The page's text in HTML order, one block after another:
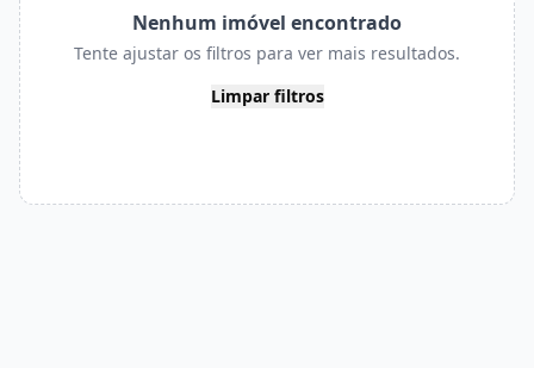
Nenhum imóvel encontrado
Tente ajustar os filtros para ver mais resultados.
Limpar filtros